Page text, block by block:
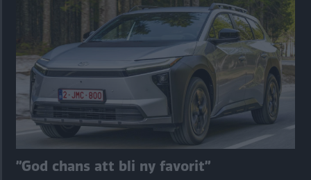
”God chans att bli ny favorit”